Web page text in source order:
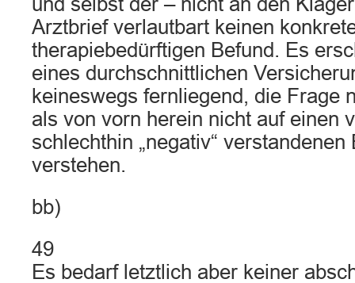
Arztbrief verlautbart keinen
therapiebedürftigen Befund. Es
eines durchschnittlichen
keineswegs fernliegend, die Frage
als von vorn herein nicht auf einen
schlechthin „negativ“
verstehen.
bb)
49
Es bedarf letztlich aber keiner